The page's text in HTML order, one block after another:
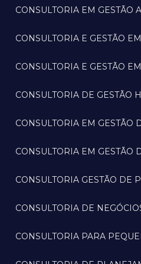
CONSULTORIA EM GESTÃO
CONSULTORIA E GESTÃO
CONSULTORIA E GESTÃO
CONSULTORIA DE GESTÃO
CONSULTORIA EM
CONSULTORIA EM
CONSULTORIA GESTÃO DE
CONSULTORIA DE
CONSULTORIA PARA